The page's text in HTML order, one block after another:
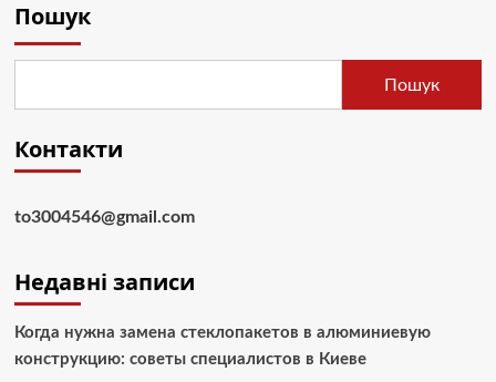
Пошук
Пошук
Контакти
to3004546@gmail.com
Недавні записи
Когда нужна замена стеклопакетов в алюминиевую
конструкцию: советы специалистов в Киеве